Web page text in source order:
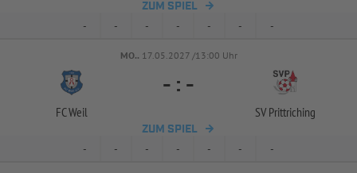
ZUM SPIEL
- - - - - - -
MO.. 17.05.2027 /13:00 Uhr
FC Weil
- : -
SV Prittriching
ZUM SPIEL
- - - - - - -